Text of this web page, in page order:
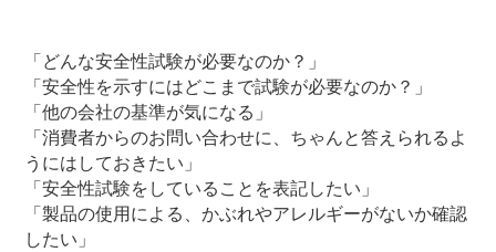
「どんな安全性試験が必要なのか？」
「安全性を示すにはどこまで試験が必要なのか？」
「他の会社の基準が気になる」
「消費者からのお問い合わせに、ちゃんと答えられるよ
うにはしておきたい」
「安全性試験をしていることを表記したい」
「製品の使用による、かぶれやアレルギーがないか確認
したい」